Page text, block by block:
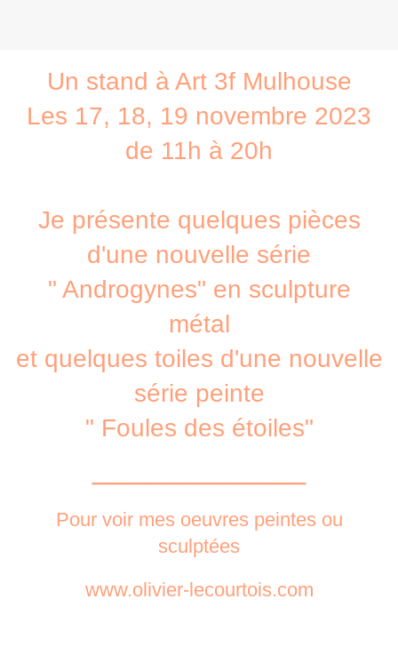
Un stand à Art 3f Mulhouse
Les 17, 18, 19 novembre 2023
de 11h à 20h
Je présente quelques pièces
d'une nouvelle série
" Androgynes" en sculpture
métal
et quelques toiles d'une nouvelle
série peinte
" Foules des étoiles"
Pour voir mes oeuvres peintes ou
sculptées
www.olivier-lecourtois.com